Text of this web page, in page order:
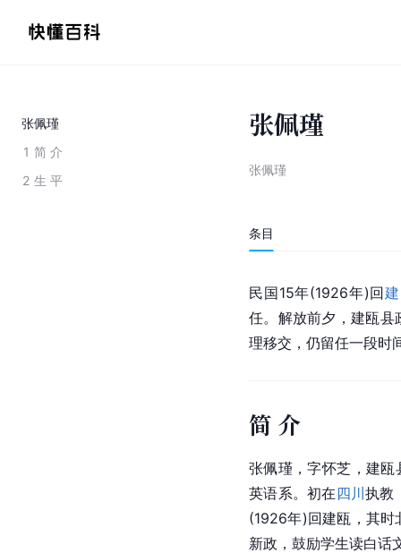
张佩瑾
1 简 介
2 生 平
张佩瑾
张佩瑾
条目
民国15年(1926年)回
任。解放前夕，建瓯县
理移交，仍留任一段时
简 介
张佩瑾，字怀芝，建瓯
英语系。初在 四川执教
(1926年)回建瓯，其时
新政，鼓励学生读白话